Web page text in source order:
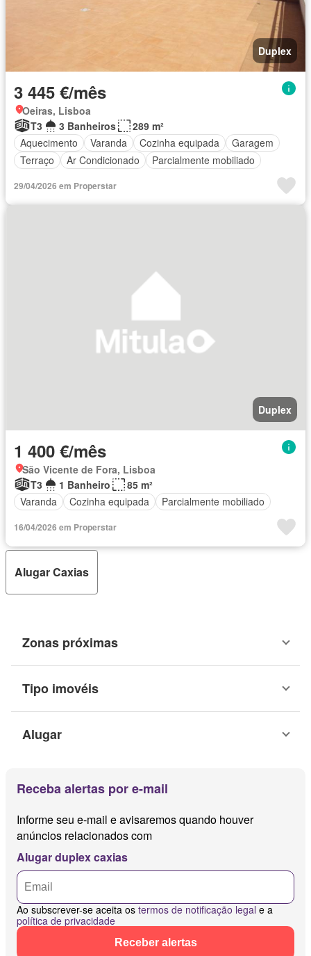
Duplex
3 445 €/mês
Oeiras, Lisboa
T3
3 Banheiros
289 m²
Aquecimento
Varanda Cozinha equipada
Garagem
Terraço
Ar Condicionado Parcialmente mobiliado
29/04/2026 em Properstar
Duplex
1 400 €/mês
São Vicente de Fora, Lisboa
T3
1 Banheiro
85 m²
Varanda
Cozinha equipada Parcialmente mobiliado
16/04/2026 em Properstar
Alugar Caxias
Zonas próximas
Tipo imovéis
Alugar
Receba alertas por e-mail
Informe seu e-mail e avisaremos quando houver
anúncios relacionados com
Alugar duplex caxias
Ao subscrever-se aceita os termos de notificação legal e a
política de privacidade
Receber alertas